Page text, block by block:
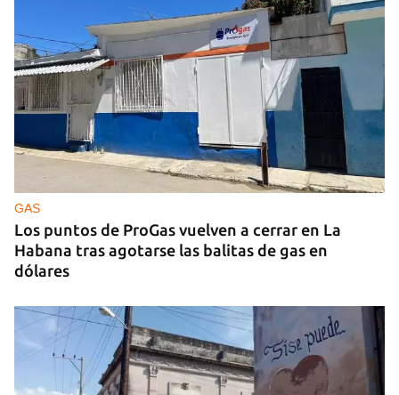
GENERACIÓN Y
Tras un breve alumbrón se volvió a ir la luz y llegó
el cacerolazo de indignación
GAS
Los puntos de ProGas vuelven a cerrar en La
Habana tras agotarse las balitas de gas en
dólares